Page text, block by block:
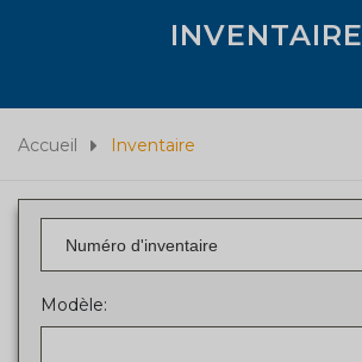
INVENTAIRE
Accueil Inventaire
Modèle: